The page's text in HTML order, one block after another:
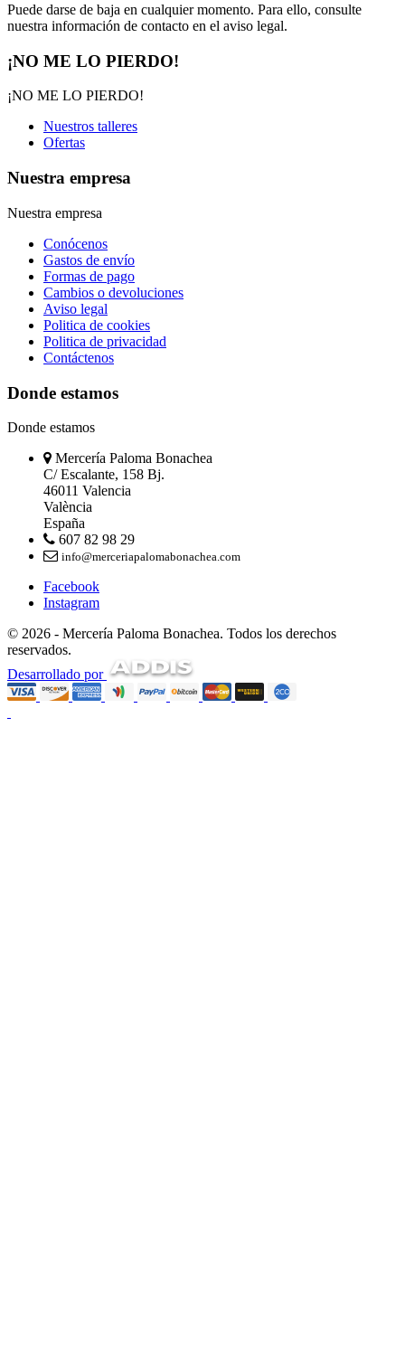
Puede darse de baja en cualquier momento. Para ello, consulte
nuestra información de contacto en el aviso legal.
¡NO ME LO PIERDO!
¡NO ME LO PIERDO!
Nuestros talleres
Ofertas
Nuestra empresa
Nuestra empresa
Conócenos
Gastos de envío
Formas de pago
Cambios o devoluciones
Aviso legal
Politica de cookies
Politica de privacidad
Contáctenos
Donde estamos
Donde estamos
Mercería Paloma Bonachea
C/ Escalante, 158 Bj.
46011 Valencia
València
España
607 82 98 29
info@merceriapalomabonachea.com
Facebook
Instagram
© 2026 - Mercería Paloma Bonachea. Todos los derechos
reservados.
Desarrollado por